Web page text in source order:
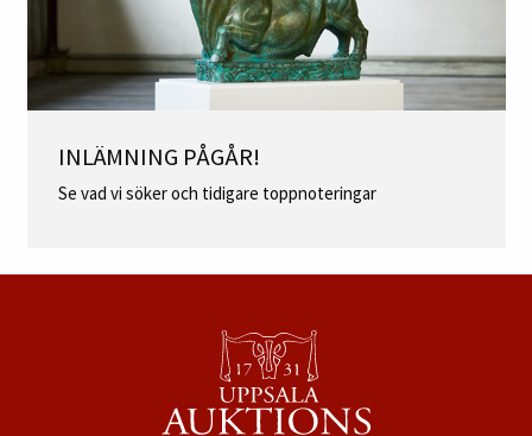
INLÄMNING PÅGÅR!
Se vad vi söker och tidigare toppnoteringar